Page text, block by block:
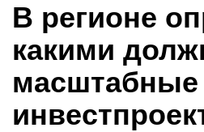
В регионе
какими
масштабные